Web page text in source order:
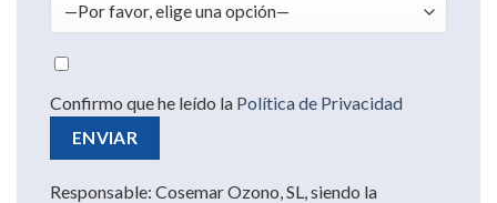
Confirmo que he leído la Política de Privacidad
Responsable: Cosemar Ozono, SL, siendo la